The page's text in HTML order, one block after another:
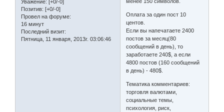
Уважение: [+0/-0]
Позитив: [+0/-0]
Провел на форуме:
16 минут
Последний визит:
Пятница, 11 января, 2013г. 03:06:46
Оплата за один пост 10
центов.
Если вы напечатаете 2400
постов за месяц(80
сообщений в день), то
заработаете 240$, а если
4800 постов (160 сообщений
в день) - 480$.
Тематика комментариев:
торговля валютами,
социальные темы,
психология, риск,